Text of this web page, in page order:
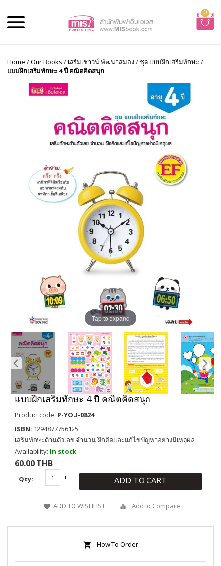
0
Home /Our Books / เสริมเชาวน์ พัฒนาสมอง/ชุด แบบฝึกเสริมทักษะ /
แบบฝึกเสริมทักษะ 4 ปี คณิตคิดสนุก
Tap to expand
แบบฝึกเสริมทักษะ 4 ปี คณิตคิดสนุก
Product code: P-YOU-0824
ISBN: 1294877756125
เสริมทักษะด้านตัวเลข จำนวน ฝึกคิดและแก้ไขปัญหาอย่างมีเหตุผล
Availability: In stock
60.00 THB
Qty: ADD TO CART
ADD TO WISHLIST Add to Compare
How To Order